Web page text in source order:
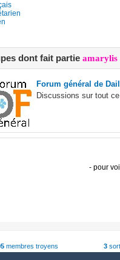
dont fait partie amarylis
Forum général de
Discussions sur tout
- pour
membres troyens 3